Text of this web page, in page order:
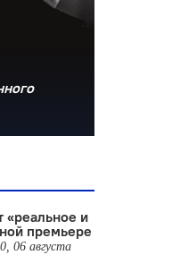
«реальное и
премьере
06 августа